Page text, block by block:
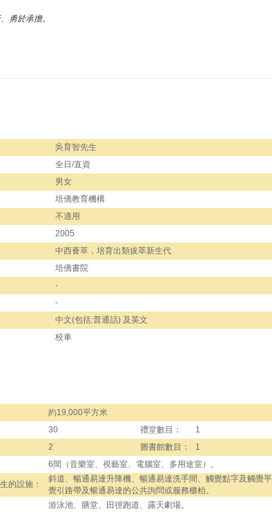
勇於承擔。
吳育智先生
全日/直資
男女
培僑教育機構
不適用
2005
中西薈萃，培育出類拔萃新生代
培僑書院
-
-
中文(包括:普通話) 及英文
校車
約19,000平方米
30 禮堂數目：
1
2 圖書館數目：
1
6間（音樂室、視藝室、電腦室、多用途室）。
的設施：
斜道、暢通易達升降機、暢通易達洗手間、觸覺點字及觸覺
覺引路帶及暢通易達的公共詢問或服務櫃枱。
游泳池、膳堂、田徑跑道、露天劇場。